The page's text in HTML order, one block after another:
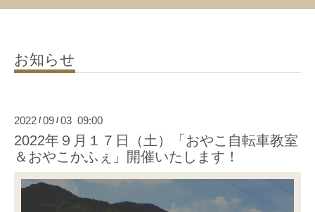
お知らせ
2022 / 09 / 03 09:00
2022年９月１７日（土）「おやこ自転車教室
＆おやこかふぇ」開催いたします！